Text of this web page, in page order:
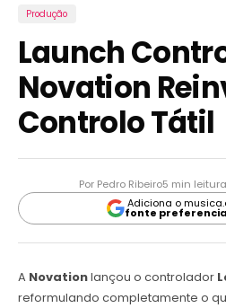
Produção
Launch
Novation
Controlo Tátil
Por Pedro Ribeiro5 min leitura
Adiciona o
fonte
A Novationlançou o controlador
reformulando completamente o